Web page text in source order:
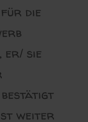
die
er/ sie
weiter